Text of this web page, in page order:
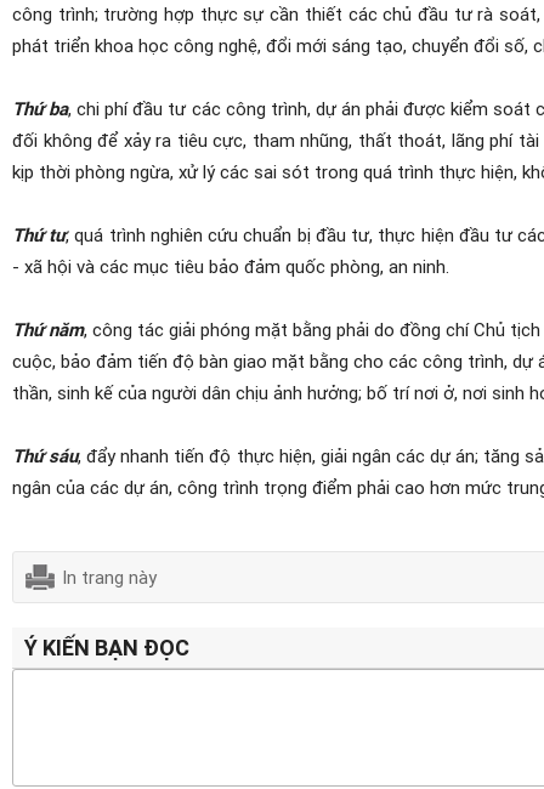
công trình; trường hợp thực sự cần thiết các chủ đầu tư rà
phát triển khoa học công nghệ, đổi mới sáng tạo, chuyển đổi số,
Thứ ba, chi phí đầu tư các công trình, dự án phải được kiểm
đối không để xảy ra tiêu cực, tham nhũng, thất thoát, lãng phí
kịp thời phòng ngừa, xử lý các sai sót trong quá trình thực hiện,
Thứ tư, quá trình nghiên cứu chuẩn bị đầu tư, thực hiện đầu tư
- xã hội và các mục tiêu bảo đảm quốc phòng, an ninh.
Thứ năm, công tác giải phóng mặt bằng phải do đồng chí Chủ
cuộc, bảo đảm tiến độ bàn giao mặt bằng cho các công trình,
thần, sinh kế của người dân chịu ảnh hưởng; bố trí nơi ở, nơi
Thứ sáu, đẩy nhanh tiến độ thực hiện, giải ngân các dự án; tăng
ngân của các dự án, công trình trọng điểm phải cao hơn mức
In trang này
Ý KIẾN BẠN ĐỌC